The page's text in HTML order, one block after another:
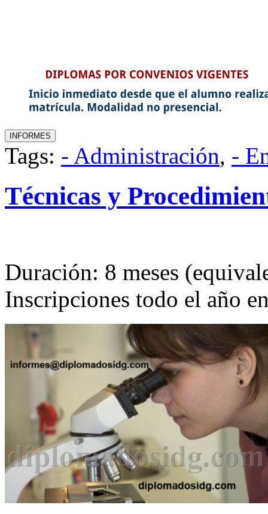
Tags: - Administración, -
Técnicas y
Duración: 8 meses
Inscripciones todo el año